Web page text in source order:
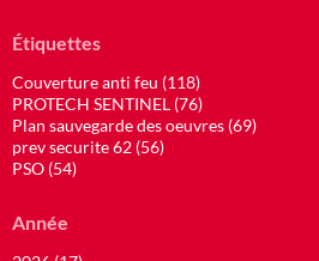
Étiquettes
Couverture anti feu (118)
PROTECH SENTINEL (76)
Plan sauvegarde des oeuvres (69)
prev securite 62 (56)
PSO (54)
Année